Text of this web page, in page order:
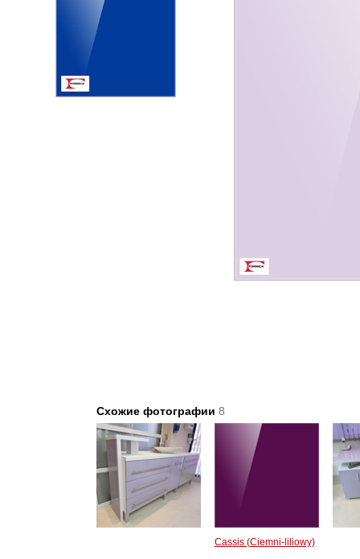
Схожие фотографии 8
Cassis (Ciemni-liliowy)